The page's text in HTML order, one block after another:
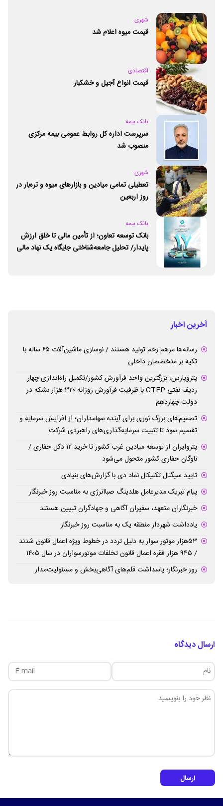
شهری
قیمت میوه اعلام شد
اقتصادی
قیمت انواع آجیل و خشکبار
بانک بیمه
سرپرست اداره کل روابط عمومی بیمه مرکزی
منصوب شد
شهری
تعطیلی تمامی میادین و بازارهای میوه و تره‌بار در
روز اربعین
بانک بیمه
بانک توسعه تعاون؛ از تأمین مالی تا خلق ارزش
پایدار/ تحلیل جامعه‌شناختی جایگاه یک نهاد مالی
آخرین اخبار
رسانه‌ها مرهم زخم تولید هستند / نوسازی ماشین‌آلات ۶۵ ساله با
تکیه بر متخصصان داخلی
پتروپارس؛ بزرگترین واحد فرآورش کشور/تکمیل راه‌اندازی چهار
ردیف نفتی CTEP با ظرفیت فرآورش روزانه ۳۲۰ هزار بشکه در
دولت چهاردهم
تصمیم‌های بزرگ نوری برای آینده سهامداران؛ از افزایش سرمایه و
تقسیم سود تا تثبیت سرمایه‌گذاری‌های راهبردی شرکت
پتروایران از توسعه میادین غرب کشور تا خرید ۱۲ دکل حفاری /
ناوگان حفاری کشور متحول می‌شود
تایید سیگنال تکنیکال نماد دی با گزارش‌های بنیادی
پیام تبریک مدیرعامل هلدینگ صباانرژی به مناسبت روز خبرنگار
خبرنگاران متعهد، سفیران آگاهی و جهادگران تبیین هستند
یادداشت شهردار منطقه یک به مناسبت روز خبرنگار
۵۳هزار موتور سوار به دلیل تردد در خطوط ویژه اعمال قانون شدند
/ ۹۴۵ هزار فقره اعمال قانون تخلفات موتورسواران در سال ۱۴۰۵
روز خبرنگار؛ پاسداشت قلم‌های آگاهی‌بخش و مسئولیت‌مدار
ارسال دیدگاه
ارسال